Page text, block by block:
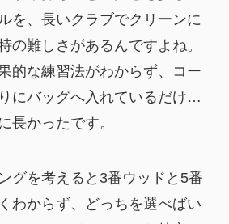
を、長いクラブでクリーンに
の難しさがあるんですよね。
的な練習法がわからず、コー
にバッグへ入れているだけ…
長かったです。
グを考えると3番ウッドと5番
わからず、どっちを選べばい